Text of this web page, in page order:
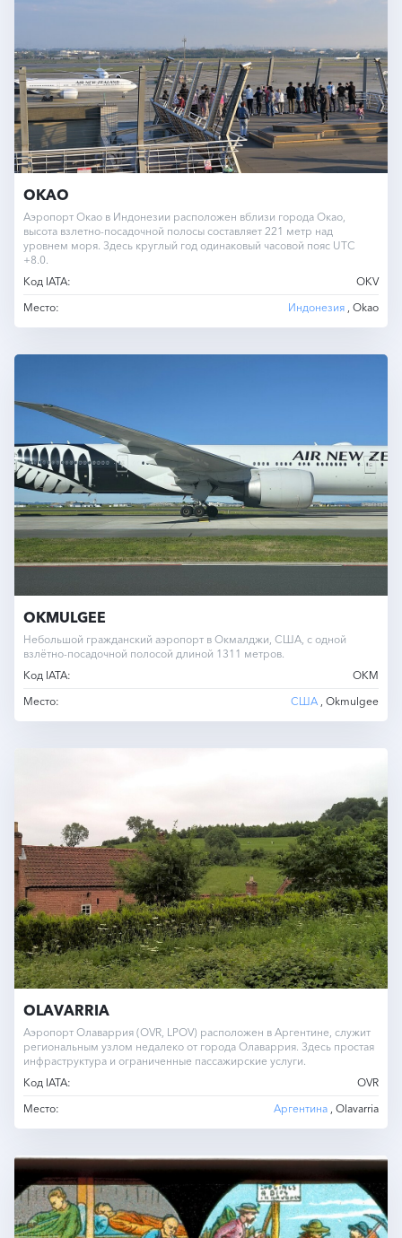
OKAO
Аэропорт Окао в Индонезии расположен вблизи города Окао,
высота взлетно-посадочной полосы составляет 221 метр над
уровнем моря. Здесь круглый год одинаковый часовой пояс UTC
+8.0.
Код IATA:
OKV
Место:
Индонезия , Okao
OKMULGEE
Небольшой гражданский аэропорт в Окмалджи, США, с одной
взлётно-посадочной полосой длиной 1311 метров.
Код IATA:
OKM
Место:
США , Okmulgee
OLAVARRIA
Аэропорт Олаваррия (OVR, LPOV) расположен в Аргентине, служит
региональным узлом недалеко от города Олаваррия. Здесь простая
инфраструктура и ограниченные пассажирские услуги.
Код IATA:
OVR
Место:
Аргентина , Olavarria